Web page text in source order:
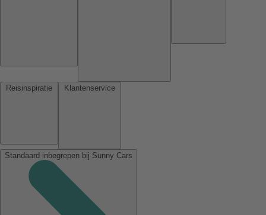
Standaard inbegrepen bij Sunny Cars